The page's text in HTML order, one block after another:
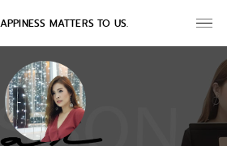
MATTERS TO US.